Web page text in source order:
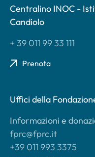
Centralino INOC -
Candiolo
+ 39 011 99 33 111
Prenota
Uffici della
Informazioni e
fprc@fprc.it
+39 011 993 3375